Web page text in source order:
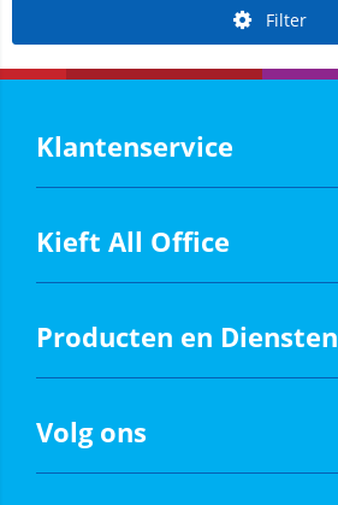
Filter
Klantenservice
Kieft All Office
Producten en Diensten
Volg ons